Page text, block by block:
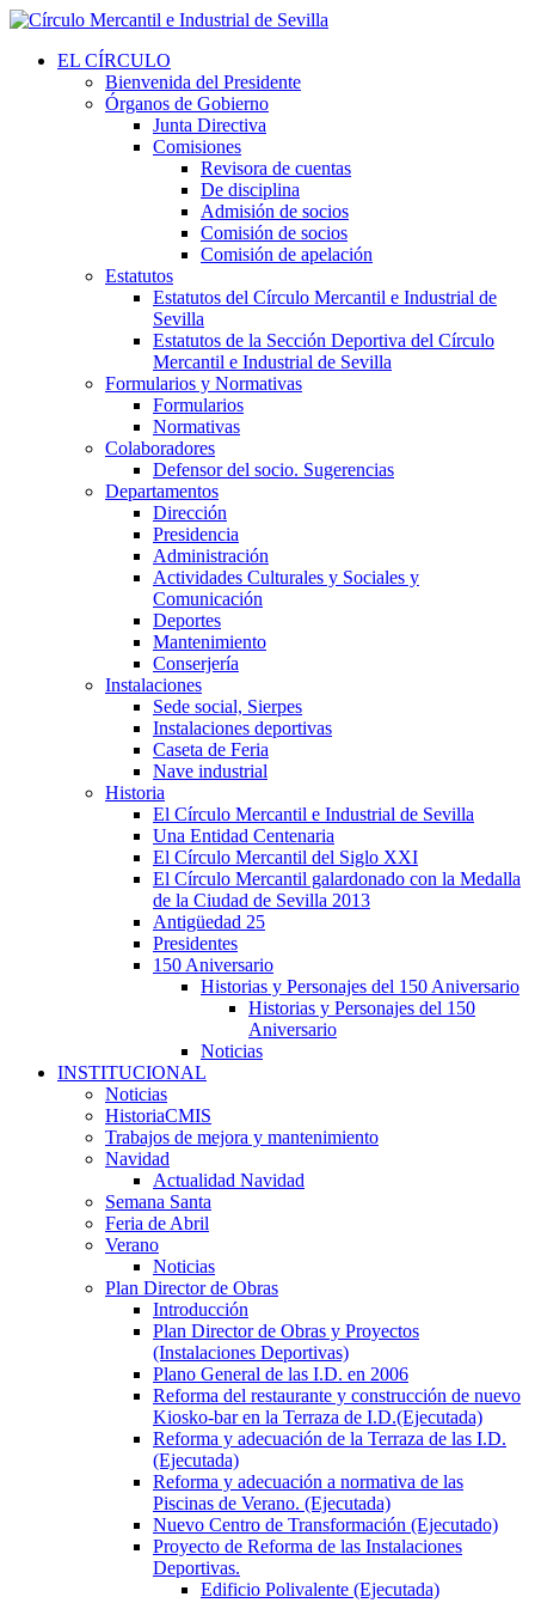
EL CÍRCULO
Bienvenida del Presidente
Órganos de Gobierno
Junta Directiva
Comisiones
Revisora de cuentas
De disciplina
Admisión de socios
Comisión de socios
Comisión de apelación
Estatutos
Estatutos del Círculo Mercantil e Industrial de
Sevilla
Estatutos de la Sección Deportiva del Círculo
Mercantil e Industrial de Sevilla
Formularios y Normativas
Formularios
Normativas
Colaboradores
Defensor del socio. Sugerencias
Departamentos
Dirección
Presidencia
Administración
Actividades Culturales y Sociales y
Comunicación
Deportes
Mantenimiento
Conserjería
Instalaciones
Sede social, Sierpes
Instalaciones deportivas
Caseta de Feria
Nave industrial
Historia
El Círculo Mercantil e Industrial de Sevilla
Una Entidad Centenaria
El Círculo Mercantil del Siglo XXI
El Círculo Mercantil galardonado con la Medalla
de la Ciudad de Sevilla 2013
Antigüedad 25
Presidentes
150 Aniversario
Historias y Personajes del 150 Aniversario
Historias y Personajes del 150
Aniversario
Noticias
INSTITUCIONAL
Noticias
HistoriaCMIS
Trabajos de mejora y mantenimiento
Navidad
Actualidad Navidad
Semana Santa
Feria de Abril
Verano
Noticias
Plan Director de Obras
Introducción
Plan Director de Obras y Proyectos
(Instalaciones Deportivas)
Plano General de las I.D. en 2006
Reforma del restaurante y construcción de nuevo
Kiosko-bar en la Terraza de I.D.(Ejecutada)
Reforma y adecuación de la Terraza de las I.D.
(Ejecutada)
Reforma y adecuación a normativa de las
Piscinas de Verano. (Ejecutada)
Nuevo Centro de Transformación (Ejecutado)
Proyecto de Reforma de las Instalaciones
Deportivas.
Edificio Polivalente (Ejecutada)